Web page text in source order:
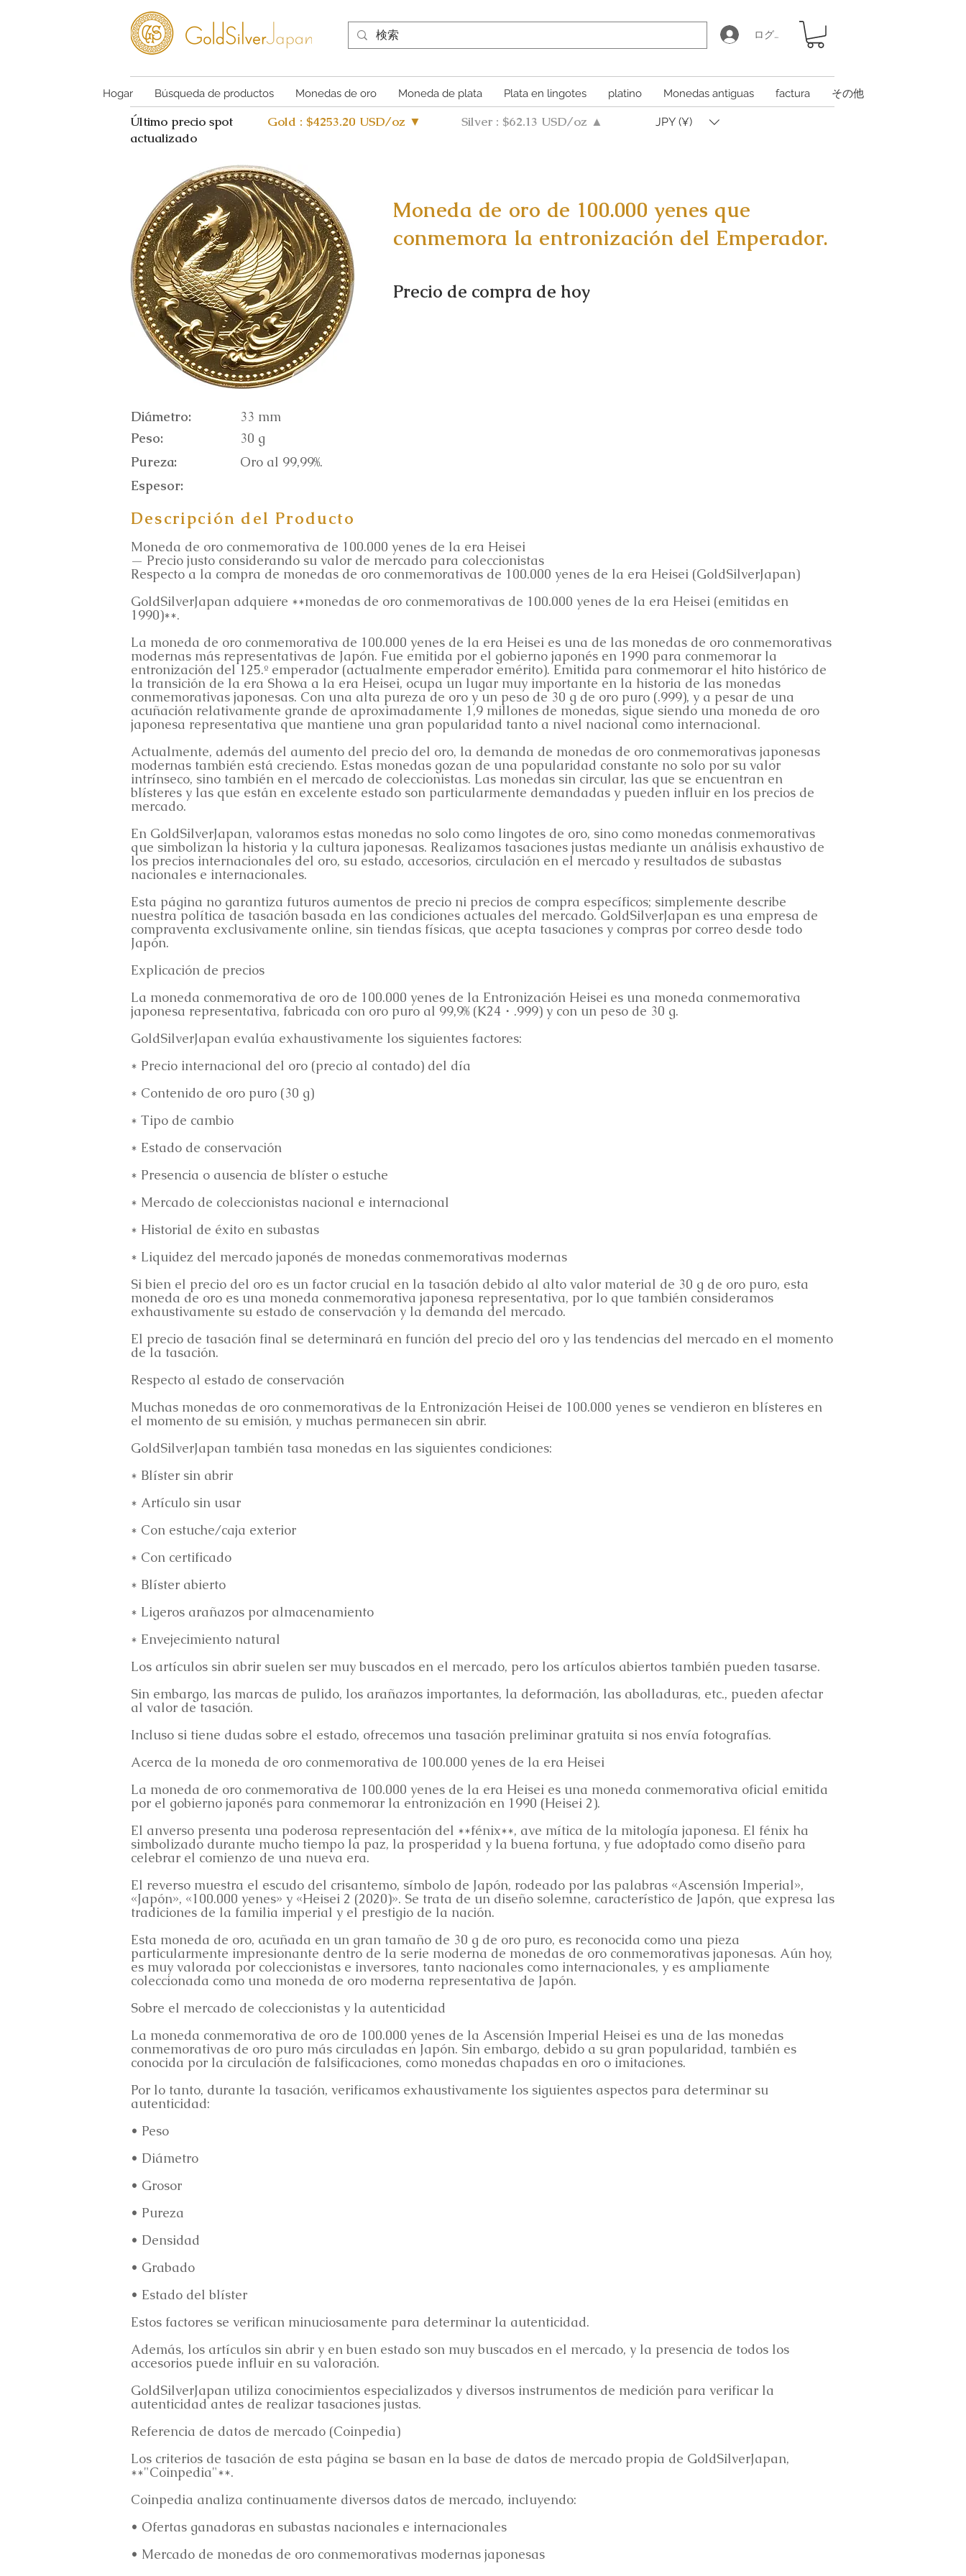
ログイン
Hogar Búsqueda de productos Monedas de oro Moneda de plata Plata en lingotes platino Monedas antiguas factura その他
Último precio spot
actualizado
Gold : $4253.20 USD/oz ▼ Silver : $62.13 USD/oz ▲ JPY (¥)
Moneda de oro de 100.000 yenes que
conmemora la entronización del Emperador.
Precio de compra de hoy
Diámetro:
33 mm
Peso:
30 g
Pureza:
Oro al 99,99%.
Espesor:
Descripción del Producto
Moneda de oro conmemorativa de 100.000 yenes de la era Heisei
— Precio justo considerando su valor de mercado para coleccionistas
Respecto a la compra de monedas de oro conmemorativas de 100.000 yenes de la era Heisei (GoldSilverJapan)
GoldSilverJapan adquiere **monedas de oro conmemorativas de 100.000 yenes de la era Heisei (emitidas en
1990)**.
La moneda de oro conmemorativa de 100.000 yenes de la era Heisei es una de las monedas de oro conmemorativas
modernas más representativas de Japón. Fue emitida por el gobierno japonés en 1990 para conmemorar la
entronización del 125.º emperador (actualmente emperador emérito). Emitida para conmemorar el hito histórico de
la transición de la era Showa a la era Heisei, ocupa un lugar muy importante en la historia de las monedas
conmemorativas japonesas. Con una alta pureza de oro y un peso de 30 g de oro puro (.999), y a pesar de una
acuñación relativamente grande de aproximadamente 1,9 millones de monedas, sigue siendo una moneda de oro
japonesa representativa que mantiene una gran popularidad tanto a nivel nacional como internacional.
Actualmente, además del aumento del precio del oro, la demanda de monedas de oro conmemorativas japonesas
modernas también está creciendo. Estas monedas gozan de una popularidad constante no solo por su valor
intrínseco, sino también en el mercado de coleccionistas. Las monedas sin circular, las que se encuentran en
blísteres y las que están en excelente estado son particularmente demandadas y pueden influir en los precios de
mercado.
En GoldSilverJapan, valoramos estas monedas no solo como lingotes de oro, sino como monedas conmemorativas
que simbolizan la historia y la cultura japonesas. Realizamos tasaciones justas mediante un análisis exhaustivo de
los precios internacionales del oro, su estado, accesorios, circulación en el mercado y resultados de subastas
nacionales e internacionales.
Esta página no garantiza futuros aumentos de precio ni precios de compra específicos; simplemente describe
nuestra política de tasación basada en las condiciones actuales del mercado. GoldSilverJapan es una empresa de
compraventa exclusivamente online, sin tiendas físicas, que acepta tasaciones y compras por correo desde todo
Japón.
Explicación de precios
La moneda conmemorativa de oro de 100.000 yenes de la Entronización Heisei es una moneda conmemorativa
japonesa representativa, fabricada con oro puro al 99,9% (K24・.999) y con un peso de 30 g.
GoldSilverJapan evalúa exhaustivamente los siguientes factores:
* Precio internacional del oro (precio al contado) del día
* Contenido de oro puro (30 g)
* Tipo de cambio
* Estado de conservación
* Presencia o ausencia de blíster o estuche
* Mercado de coleccionistas nacional e internacional
* Historial de éxito en subastas
* Liquidez del mercado japonés de monedas conmemorativas modernas
Si bien el precio del oro es un factor crucial en la tasación debido al alto valor material de 30 g de oro puro, esta
moneda de oro es una moneda conmemorativa japonesa representativa, por lo que también consideramos
exhaustivamente su estado de conservación y la demanda del mercado.
El precio de tasación final se determinará en función del precio del oro y las tendencias del mercado en el momento
de la tasación.
Respecto al estado de conservación
Muchas monedas de oro conmemorativas de la Entronización Heisei de 100.000 yenes se vendieron en blísteres en
el momento de su emisión, y muchas permanecen sin abrir.
GoldSilverJapan también tasa monedas en las siguientes condiciones:
* Blíster sin abrir
* Artículo sin usar
* Con estuche/caja exterior
* Con certificado
* Blíster abierto
* Ligeros arañazos por almacenamiento
* Envejecimiento natural
Los artículos sin abrir suelen ser muy buscados en el mercado, pero los artículos abiertos también pueden tasarse.
Sin embargo, las marcas de pulido, los arañazos importantes, la deformación, las abolladuras, etc., pueden afectar
al valor de tasación.
Incluso si tiene dudas sobre el estado, ofrecemos una tasación preliminar gratuita si nos envía fotografías.
Acerca de la moneda de oro conmemorativa de 100.000 yenes de la era Heisei
La moneda de oro conmemorativa de 100.000 yenes de la era Heisei es una moneda conmemorativa oficial emitida
por el gobierno japonés para conmemorar la entronización en 1990 (Heisei 2).
El anverso presenta una poderosa representación del **fénix**, ave mítica de la mitología japonesa. El fénix ha
simbolizado durante mucho tiempo la paz, la prosperidad y la buena fortuna, y fue adoptado como diseño para
celebrar el comienzo de una nueva era.
El reverso muestra el escudo del crisantemo, símbolo de Japón, rodeado por las palabras «Ascensión Imperial»,
«Japón», «100.000 yenes» y «Heisei 2 (2020)». Se trata de un diseño solemne, característico de Japón, que expresa las
tradiciones de la familia imperial y el prestigio de la nación.
Esta moneda de oro, acuñada en un gran tamaño de 30 g de oro puro, es reconocida como una pieza
particularmente impresionante dentro de la serie moderna de monedas de oro conmemorativas japonesas. Aún hoy,
es muy valorada por coleccionistas e inversores, tanto nacionales como internacionales, y es ampliamente
coleccionada como una moneda de oro moderna representativa de Japón.
Sobre el mercado de coleccionistas y la autenticidad
La moneda conmemorativa de oro de 100.000 yenes de la Ascensión Imperial Heisei es una de las monedas
conmemorativas de oro puro más circuladas en Japón. Sin embargo, debido a su gran popularidad, también es
conocida por la circulación de falsificaciones, como monedas chapadas en oro o imitaciones.
Por lo tanto, durante la tasación, verificamos exhaustivamente los siguientes aspectos para determinar su
autenticidad:
• Peso
• Diámetro
• Grosor
• Pureza
• Densidad
• Grabado
• Estado del blíster
Estos factores se verifican minuciosamente para determinar la autenticidad.
Además, los artículos sin abrir y en buen estado son muy buscados en el mercado, y la presencia de todos los
accesorios puede influir en su valoración.
GoldSilverJapan utiliza conocimientos especializados y diversos instrumentos de medición para verificar la
autenticidad antes de realizar tasaciones justas.
Referencia de datos de mercado (Coinpedia)
Los criterios de tasación de esta página se basan en la base de datos de mercado propia de GoldSilverJapan,
**"Coinpedia"**.
Coinpedia analiza continuamente diversos datos de mercado, incluyendo:
• Ofertas ganadoras en subastas nacionales e internacionales
• Mercado de monedas de oro conmemorativas modernas japonesas